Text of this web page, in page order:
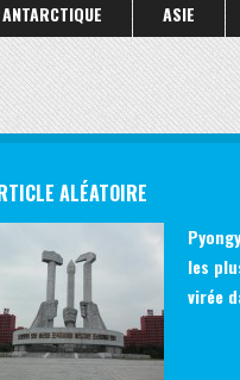
ANTARCTIQUE ASIE
ALÉATOIRE
les
virée